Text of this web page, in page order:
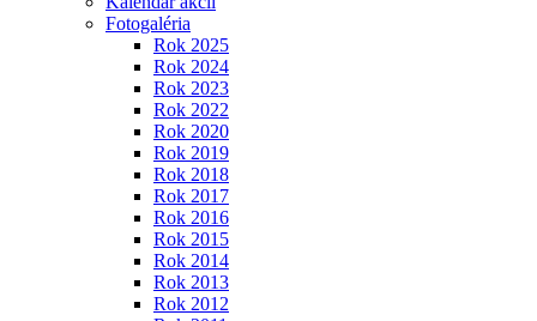
Fotogaléria
Rok 2025
Rok 2024
Rok 2023
Rok 2022
Rok 2020
Rok 2019
Rok 2018
Rok 2017
Rok 2016
Rok 2015
Rok 2014
Rok 2013
Rok 2012